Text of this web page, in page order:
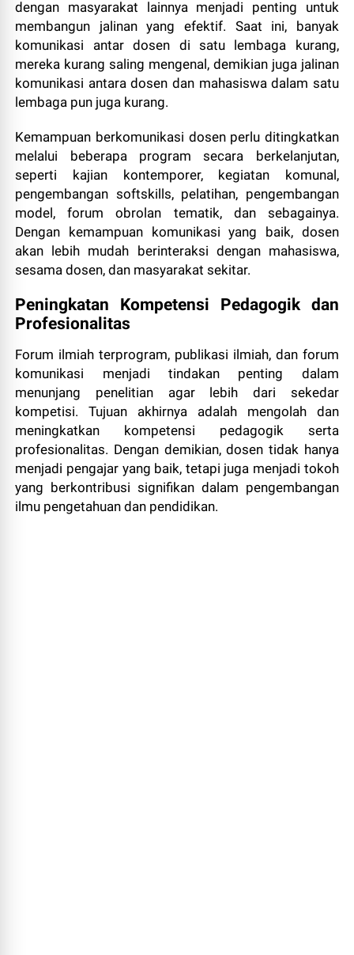
dengan masyarakat lainnya menjadi penting untuk
membangun jalinan yang efektif. Saat ini, banyak
komunikasi antar dosen di satu lembaga kurang,
mereka kurang saling mengenal, demikian juga jalinan
komunikasi antara dosen dan mahasiswa dalam satu
lembaga pun juga kurang.
Kemampuan berkomunikasi dosen perlu ditingkatkan
melalui beberapa program secara berkelanjutan,
seperti kajian kontemporer, kegiatan komunal,
pengembangan softskills, pelatihan, pengembangan
model, forum obrolan tematik, dan sebagainya.
Dengan kemampuan komunikasi yang baik, dosen
akan lebih mudah berinteraksi dengan mahasiswa,
sesama dosen, dan masyarakat sekitar.
Peningkatan Kompetensi Pedagogik dan
Profesionalitas
Forum ilmiah terprogram, publikasi ilmiah, dan forum
komunikasi menjadi tindakan penting dalam
menunjang penelitian agar lebih dari sekedar
kompetisi. Tujuan akhirnya adalah mengolah dan
meningkatkan kompetensi pedagogik serta
profesionalitas. Dengan demikian, dosen tidak hanya
menjadi pengajar yang baik, tetapi juga menjadi tokoh
yang berkontribusi signifikan dalam pengembangan
ilmu pengetahuan dan pendidikan.